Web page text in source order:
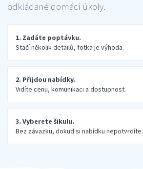
odkládané domácí úkoly.
1. Zadáte poptávku.
Stačí několik detailů, fotka je výhoda.
2. Přijdou nabídky.
Vidíte cenu, komunikaci a dostupnost.
3. Vyberete šikulu.
Bez závazku, dokud si nabídku nepotvrdíte.